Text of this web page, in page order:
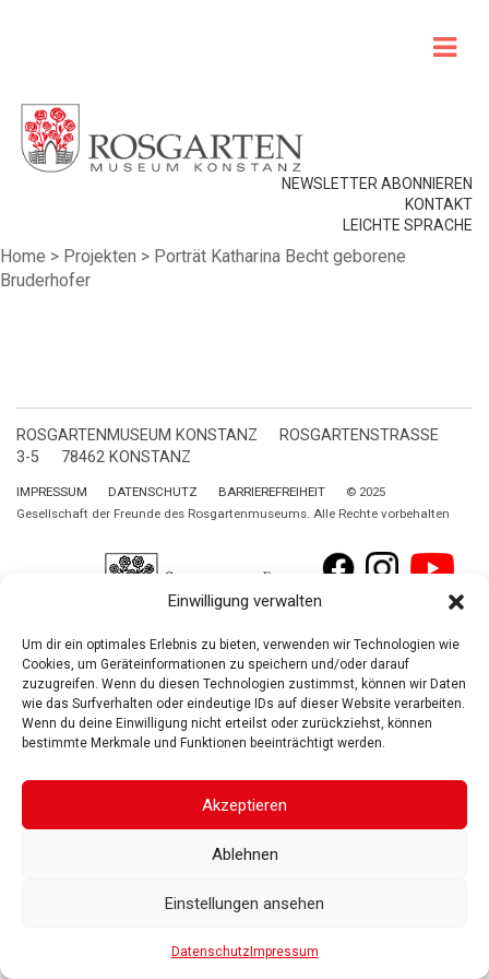
Einwilligung verwalten
Um dir ein optimales Erlebnis zu bieten, verwenden wir Technologien wie
Cookies, um Geräteinformationen zu speichern und/oder darauf
zuzugreifen. Wenn du diesen Technologien zustimmst, können wir Daten
wie das Surfverhalten oder eindeutige IDs auf dieser Website verarbeiten.
Wenn du deine Einwilligung nicht erteilst oder zurückziehst, können
bestimmte Merkmale und Funktionen beeinträchtigt werden.
Akzeptieren
Ablehnen
Einstellungen ansehen
DatenschutzImpressum
NEWSLETTER ABONNIEREN
KONTAKT
LEICHTE SPRACHE
Home > Projekten > Porträt Katharina Becht geborene
Bruderhofer
ROSGARTENMUSEUM KONSTANZ
ROSGARTENSTRASSE
3-5
78462 KONSTANZ
IMPRESSUM DATENSCHUTZ BARRIEREFREIHEIT
© 2025
Gesellschaft der Freunde des Rosgartenmuseums. Alle Rechte vorbehalten